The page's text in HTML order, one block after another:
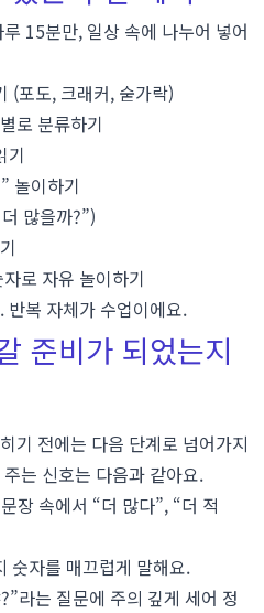
15분만, 일상 속에 나누어 넣어
(포도, 크래커, 숟가락)
로 분류하기
기
놀이하기
많을까?”)
로 자유 놀이하기
반복 자체가 수업이에요.
준비가 되었는지
기 전에는 다음 단계로 넘어가지
는 신호는 다음과 같아요.
장 속에서 “더 많다”, “더 적
숫자를 매끄럽게 말해요.
라는 질문에 주의 깊게 세어 정